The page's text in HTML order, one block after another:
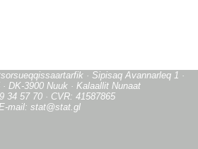
· Sipisaq Avannarleq 1 ·
DK-3900 Nuuk · Kalaallit Nunaat
34 57 70 · CVR: 41587865
mail: stat@stat.gl